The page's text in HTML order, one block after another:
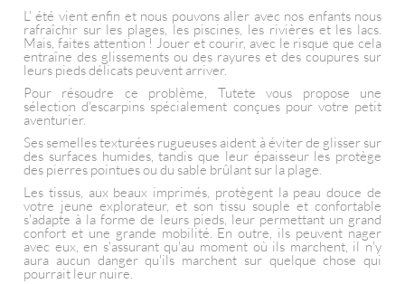
L' été vient enfin et nous pouvons aller avec nos enfants nous
rafraîchir sur les plages, les piscines, les rivières et les lacs.
Mais, faites attention ! Jouer et courir, avec le risque que cela
entraîne des glissements ou des rayures et des coupures sur
leurs pieds délicats peuvent arriver.
Pour résoudre ce problème, Tutete vous propose une
sélection d'escarpins spécialement conçues pour votre petit
aventurier.
Ses semelles texturées rugueuses aident à éviter de glisser sur
des surfaces humides, tandis que leur épaisseur les protège
des pierres pointues ou du sable brûlant sur la plage.
Les tissus, aux beaux imprimés, protègent la peau douce de
votre jeune explorateur, et son tissu souple et confortable
s'adapte à la forme de leurs pieds, leur permettant un grand
confort et une grande mobilité. En outre, ils peuvent nager
avec eux, en s'assurant qu'au moment où ils marchent, il n'y
aura aucun danger qu'ils marchent sur quelque chose qui
pourrait leur nuire.